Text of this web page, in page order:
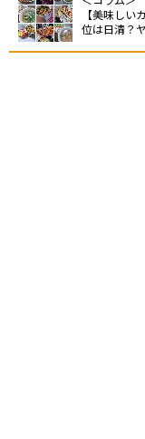
【美味し
位は日清？